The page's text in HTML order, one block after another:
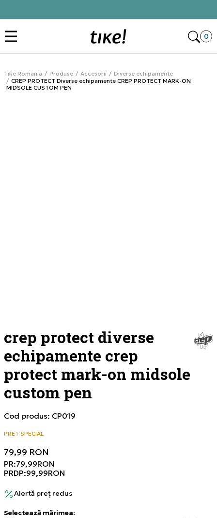
0
Tike Romania Produse Accesorii
Diverse echipamente
CREP PROTECT Diverse echipamente CREP PROTECT MARK-ON
MIDSOLE CUSTOM PEN
crep protect diverse
echipamente crep
protect mark-on midsole
custom pen
Cod produs: CP019
PRET SPECIAL
79,99 RON
PR:79,99RON
PRDP:99,99RON
Alertă preț redus
Selectează mărimea: